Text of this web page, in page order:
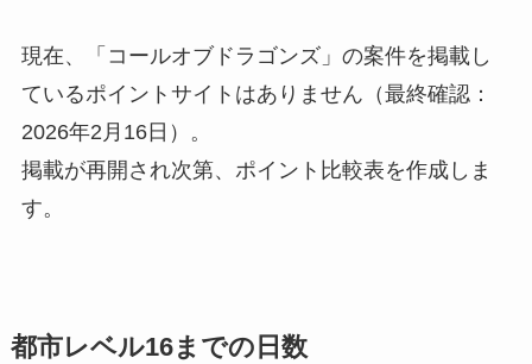
現在、「コールオブドラゴンズ」の案件を掲載し
ているポイントサイトはありません（最終確認：
2026年2月16日）。
掲載が再開され次第、ポイント比較表を作成しま
す。
都市レベル16までの日数